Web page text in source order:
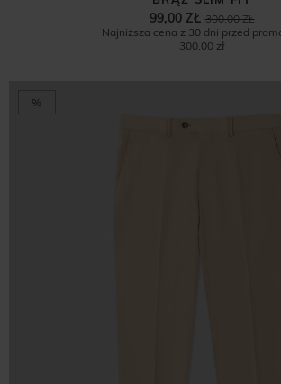
300,00 ZŁ
99,00 ZŁ
Najniższa cena z 30 dni przed
300,00 zł
%